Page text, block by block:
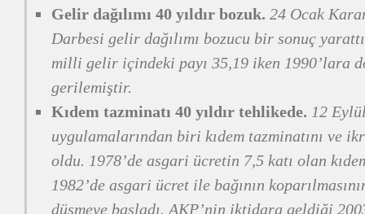
Gelir dağılımı 40 yıldır bozuk. 24 Ocak
Darbesi gelir dağılımı bozucu bir sonuç
milli gelir içindeki payı 35,19 iken 1990’lara
gerilemiştir.
Kıdem tazminatı 40 yıldır tehlikede. 12
uygulamalarından biri kıdem tazminatını ve
oldu. 1978’de asgari ücretin 7,5 katı olan
1982’de asgari ücret ile bağının
düşmeye başladı. AKP’nin iktidara geldiği